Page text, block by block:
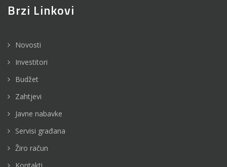
Brzi Linkovi
Novosti
Investitori
Budžet
Zahtjevi
Javne nabavke
Servisi građana
Žiro račun